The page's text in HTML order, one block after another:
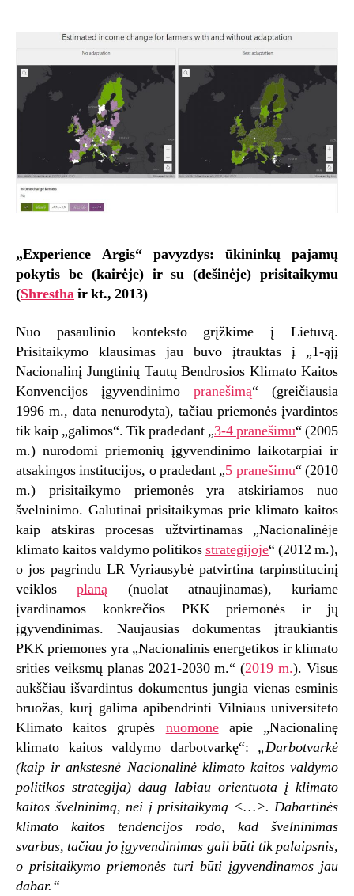
„Experience Argis“ pavyzdys: ūkininkų pajamų
pokytis be (kairėje) ir su (dešinėje) prisitaikymu
(Shresthair kt., 2013)
Nuo pasaulinio konteksto grįžkime į Lietuvą.
Prisitaikymo klausimas jau buvo įtrauktas į „1-ąjį
Nacionalinį Jungtinių Tautų Bendrosios Klimato Kaitos
Konvencijos įgyvendinimo pranešimą“ (greičiausia
1996 m., data nenurodyta), tačiau priemonės įvardintos
tik kaip „galimos“. Tik pradedant „3‑4 pranešimu“ (2005
m.) nurodomi priemonių įgyvendinimo laikotarpiai ir
atsakingos institucijos, o pradedant „5 pranešimu“ (2010
m.) prisitaikymo priemonės yra atskiriamos nuo
švelninimo. Galutinai prisitaikymas prie klimato kaitos
kaip atskiras procesas užtvirtinamas „Nacionalinėje
klimato kaitos valdymo politikosstrategijoje“ (2012 m.),
o jos pagrindu LR Vyriausybė patvirtina tarpinstitucinį
veiklosplaną (nuolat atnaujinamas), kuriame
įvardinamos konkrečios PKK priemonės ir jų
įgyvendinimas. Naujausias dokumentas įtraukiantis
PKK priemones yra „Nacionalinis energetikos ir klimato
srities veiksmų planas 2021-2030 m.“ (2019 m.). Visus
aukščiau išvardintus dokumentus jungia vienas esminis
bruožas, kurį galima apibendrinti Vilniaus universiteto
Klimato kaitos grupės nuomoneapie „Nacionalinę
klimato kaitos valdymo darbotvarkę“: „Darbotvarkė
(kaip ir ankstesnė Nacionalinė klimato kaitos valdymo
politikos strategija) daug labiau orientuota į klimato
kaitos švelninimą, nei į prisitaikymą <…>. Dabartinės
klimato kaitos tendencijos rodo, kad švelninimas
svarbus, tačiau jo įgyvendinimas gali būti tik palaipsnis,
o prisitaikymo priemonės turi būti įgyvendinamos jau
dabar.“